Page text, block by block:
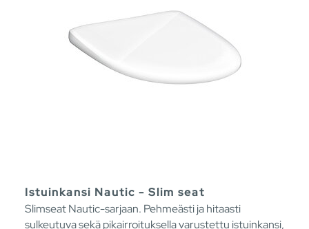
Istuinkansi Nautic - Slim seat
Slimseat Nautic-sarjaan. Pehmeästi ja hitaasti
sulkeutuva sekä pikairroituksella varustettu istuinkansi,